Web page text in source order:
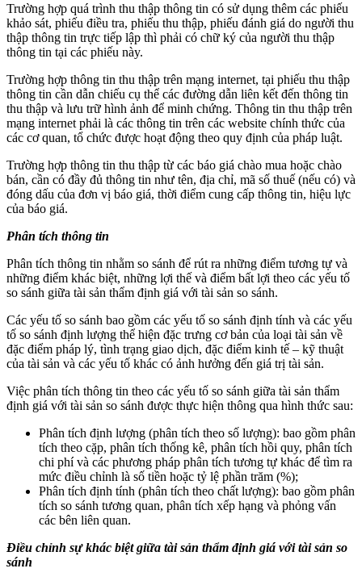
Trường hợp quá trình thu thập thông tin có sử dụng thêm các phiếu
khảo sát, phiếu điều tra, phiếu thu thập, phiếu đánh giá do người thu
thập thông tin trực tiếp lập thì phải có chữ ký của người thu thập
thông tin tại các phiếu này.
Trường hợp thông tin thu thập trên mạng internet, tại phiếu thu thập
thông tin cần dẫn chiếu cụ thể các đường dẫn liên kết đến thông tin
thu thập và lưu trữ hình ảnh để minh chứng. Thông tin thu thập trên
mạng internet phải là các thông tin trên các website chính thức của
các cơ quan, tổ chức được hoạt động theo quy định của pháp luật.
Trường hợp thông tin thu thập từ các báo giá chào mua hoặc chào
bán, cần có đầy đủ thông tin như tên, địa chỉ, mã số thuế (nếu có) và
đóng dấu của đơn vị báo giá, thời điểm cung cấp thông tin, hiệu lực
của báo giá.
Phân tích thông tin
Phân tích thông tin nhằm so sánh để rút ra những điểm tương tự và
những điểm khác biệt, những lợi thế và điểm bất lợi theo các yếu tố
so sánh giữa tài sản thẩm định giá với tài sản so sánh.
Các yếu tố so sánh bao gồm các yếu tố so sánh định tính và các yếu
tố so sánh định lượng thể hiện đặc trưng cơ bản của loại tài sản về
đặc điểm pháp lý, tình trạng giao dịch, đặc điểm kinh tế – kỹ thuật
của tài sản và các yếu tố khác có ảnh hưởng đến giá trị tài sản.
Việc phân tích thông tin theo các yếu tố so sánh giữa tài sản thẩm
định giá với tài sản so sánh được thực hiện thông qua hình thức sau:
Phân tích định lượng (phân tích theo số lượng): bao gồm phân
tích theo cặp, phân tích thống kê, phân tích hồi quy, phân tích
chi phí và các phương pháp phân tích tương tự khác để tìm ra
mức điều chỉnh là số tiền hoặc tỷ lệ phần trăm (%);
Phân tích định tính (phân tích theo chất lượng): bao gồm phân
tích so sánh tương quan, phân tích xếp hạng và phỏng vấn
các bên liên quan.
Điều chỉnh sự khác biệt giữa tài sản thẩm định giá với tài sản so
sánh